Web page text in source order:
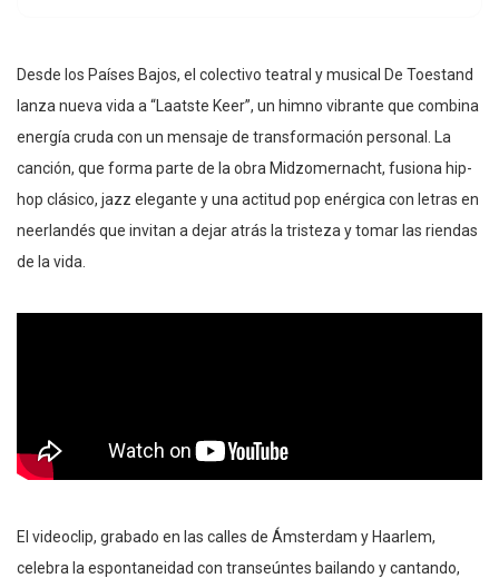
Desde los Países Bajos, el colectivo teatral y musical De Toestand
lanza nueva vida a “Laatste Keer”, un himno vibrante que combina
energía cruda con un mensaje de transformación personal. La
canción, que forma parte de la obra Midzomernacht, fusiona hip-
hop clásico, jazz elegante y una actitud pop enérgica con letras en
neerlandés que invitan a dejar atrás la tristeza y tomar las riendas
de la vida.
El videoclip, grabado en las calles de Ámsterdam y Haarlem,
celebra la espontaneidad con transeúntes bailando y cantando,